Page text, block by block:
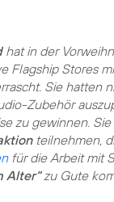
hat in der
Flagship Stores
Sie hatten
Zubehör
zu gewinnen.
teilnehmen,
für die Arbeit mit
Alter“zu Gute